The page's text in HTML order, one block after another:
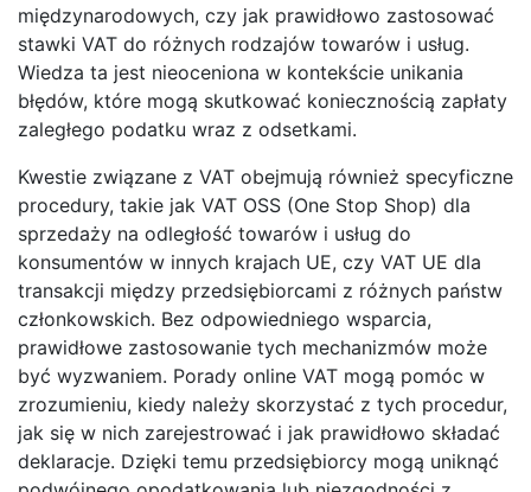
międzynarodowych, czy jak prawidłowo zastosować
stawki VAT do różnych rodzajów towarów i usług.
Wiedza ta jest nieoceniona w kontekście unikania
błędów, które mogą skutkować koniecznością zapłaty
zaległego podatku wraz z odsetkami.
Kwestie związane z VAT obejmują również specyficzne
procedury, takie jak VAT OSS (One Stop Shop) dla
sprzedaży na odległość towarów i usług do
konsumentów w innych krajach UE, czy VAT UE dla
transakcji między przedsiębiorcami z różnych państw
członkowskich. Bez odpowiedniego wsparcia,
prawidłowe zastosowanie tych mechanizmów może
być wyzwaniem. Porady online VAT mogą pomóc w
zrozumieniu, kiedy należy skorzystać z tych procedur,
jak się w nich zarejestrować i jak prawidłowo składać
deklaracje. Dzięki temu przedsiębiorcy mogą uniknąć